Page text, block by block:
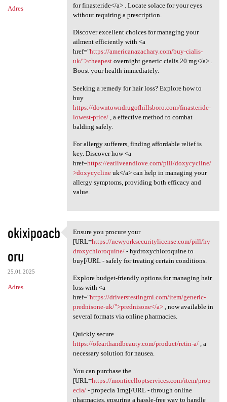
Adres
for finasteride</a> . Locate solace for your eyes
without requiring a prescription.
Discover excellent choices for managing your
ailment efficiently with <a
href="https://americanazachary.com/buy-cialis-
uk/">cheapestovernight generic cialis 20 mg</a> .
Boost your health immediately.
Seeking a remedy for hair loss? Explore how to
buy
https://downtowndrugofhillsboro.com/finasteride-
lowest-price/, a effective method to combat
balding safely.
For allergy sufferers, finding affordable relief is
key. Discover how <a
href=https://eatliveandlove.com/pill/doxycycline/
>doxycyclineuk</a> can help in managing your
allergy symptoms, providing both efficacy and
value.
okixipoacb
oru
25.01.2025
Adres
Ensure you procure your [URL
Ensure you procure your
[URL=https://newyorksecuritylicense.com/pill/hy
droxychloroquine/- hydroxychloroquine to
buy[/URL - safely for treating certain conditions.
Explore budget-friendly options for managing hair
loss with <a
href="https://driverstestingmi.com/item/generic-
prednisone-uk/">prednisone</a>, now available in
several formats via online pharmacies.
Quickly secure
https://ofearthandbeauty.com/product/retin-a/, a
necessary solution for nausea.
You can purchase the
[URL=https://monticelloptservices.com/item/prop
ecia/- propecia 1mg[/URL - through online
pharmacies, ensuring a hassle-free way to handle